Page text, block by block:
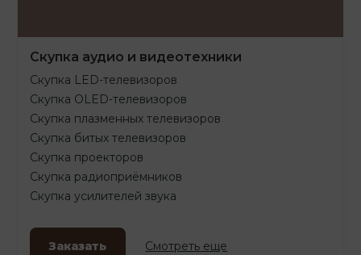
Скупка аудио и видеотехники
Скупка LED-телевизоров
Скупка OLED-телевизоров
Скупка плазменных телевизоров
Скупка битых телевизоров
Скупка проекторов
Скупка радиоприёмников
Скупка усилителей звука
Заказать Смотреть еще